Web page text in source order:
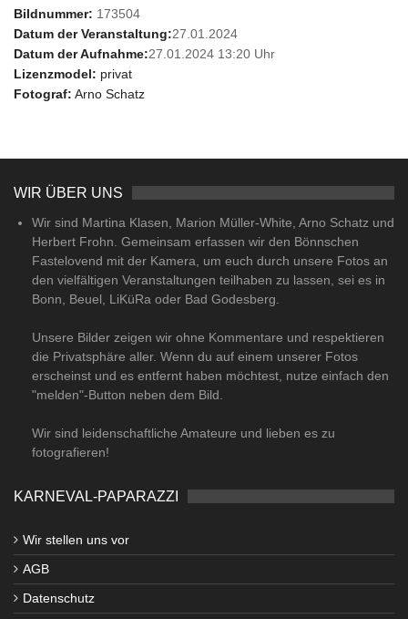
Bildnummer: 173504
Datum der Veranstaltung:27.01.2024
Datum der Aufnahme:27.01.2024 13:20 Uhr
Lizenzmodel: privat
Fotograf: Arno Schatz
WIR ÜBER UNS
Wir sind Martina Klasen, Marion Müller-White, Arno Schatz und
Herbert Frohn. Gemeinsam erfassen wir den Bönnschen
Fastelovend mit der Kamera, um euch durch unsere Fotos an
den vielfältigen Veranstaltungen teilhaben zu lassen, sei es in
Bonn, Beuel, LiKüRa oder Bad Godesberg.
Unsere Bilder zeigen wir ohne Kommentare und respektieren
die Privatsphäre aller. Wenn du auf einem unserer Fotos
erscheinst und es entfernt haben möchtest, nutze einfach den
"melden"-Button neben dem Bild.
Wir sind leidenschaftliche Amateure und lieben es zu
fotografieren!
KARNEVAL-PAPARAZZI
Wir stellen uns vor
AGB
Datenschutz